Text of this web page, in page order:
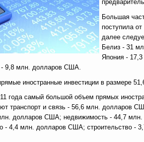
Большая
поступила
далее
Белиз - 31
Япония -
9,8 млн. долларов США.
иностранные инвестиции в размере
года самый большой объем прямых
транспорт и связь - 56,6 млн.
долларов США; недвижимость - 44,7
- 4,4 млн. долларов США; строительство -